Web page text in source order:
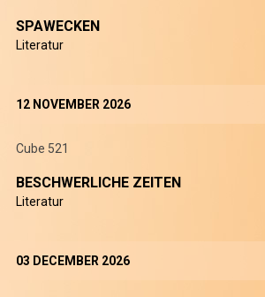
SPAWECKEN
Literatur
12 NOVEMBER 2026
Cube 521
BESCHWERLICHE ZEITEN
Literatur
03 DECEMBER 2026